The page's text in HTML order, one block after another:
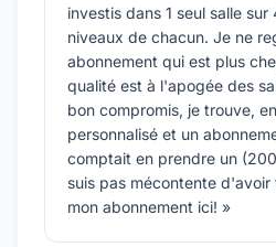
investis dans 1 seul salle
niveaux de chacun. Je ne
abonnement qui est plus
qualité est à l'apogée des
bon compromis, je trouve,
personnalisé et un
comptait en prendre un
suis pas mécontente d'avoir
mon abonnement ici! »